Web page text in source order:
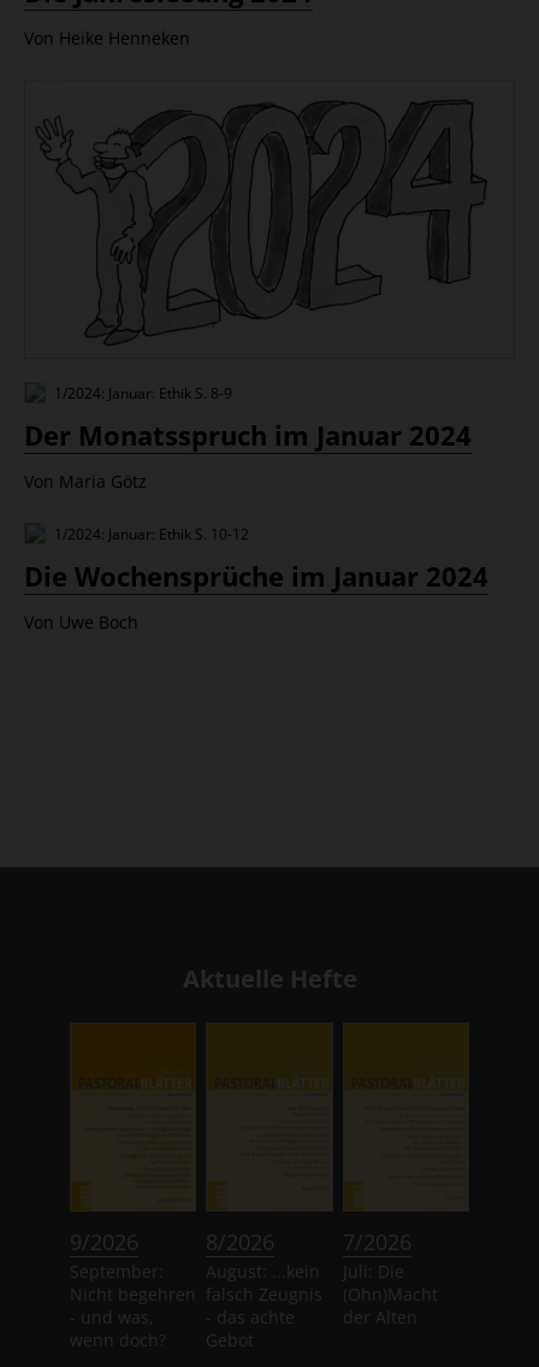
Von Heike Henneken
1/2024: Januar: Ethik S. 8-9
Der Monatsspruch im Januar 2024
Von Maria Götz
1/2024: Januar: Ethik S. 10-12
Die Wochensprüche im Januar 2024
Von Uwe Boch
Aktuelle Hefte
9/2026
September:
Nicht begehren
- und was,
wenn doch?
8/2026
August: ...kein
falsch Zeugnis
- das achte
Gebot
7/2026
Juli: Die
(Ohn)Macht
der Alten